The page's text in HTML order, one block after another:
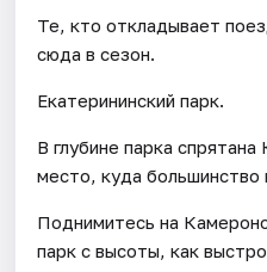
Те, кто откладывает
сюда в сезон.
Екатерининский парк.
В глубине парка
место, куда большинство
Поднимитесь на
парк с высоты, как